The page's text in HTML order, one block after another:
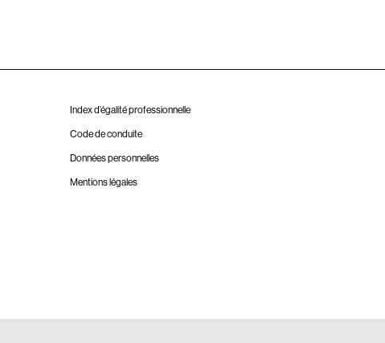
Index d’égalité professionnelle
Code de conduite
Données personnelles
Mentions légales